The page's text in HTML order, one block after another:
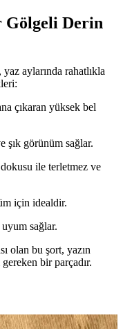
Gölgeli Derin
aylarında rahatlıkla
çıkaran yüksek bel
şık görünüm sağlar.
ile terletmez ve
için idealdir.
sağlar.
olan bu şort, yazın
bir parçadır.